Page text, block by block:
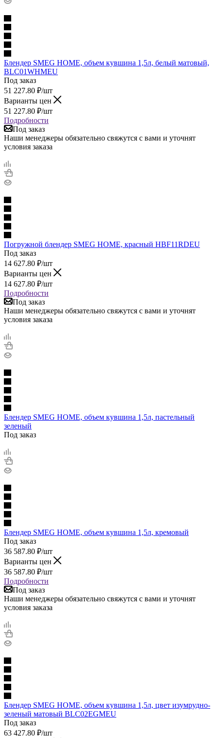
Блендер SMEG HOME, объем кувшина 1,5л, белый матовый,
BLC01WHMEU
Под заказ
51 227.80 ₽/шт
Варианты цен
51 227.80 ₽/шт
Подробности
Под заказ
Наши менеджеры обязательно свяжутся с вами и уточнят
условия заказа
Погружной блендер SMEG HOME, красный HBF11RDEU
Под заказ
14 627.80 ₽/шт
Варианты цен
14 627.80 ₽/шт
Подробности
Под заказ
Наши менеджеры обязательно свяжутся с вами и уточнят
условия заказа
Блендер SMEG HOME, объем кувшина 1,5л, пастельный
зеленый
Под заказ
Блендер SMEG HOME, объем кувшина 1,5л, кремовый
Под заказ
36 587.80 ₽/шт
Варианты цен
36 587.80 ₽/шт
Подробности
Под заказ
Наши менеджеры обязательно свяжутся с вами и уточнят
условия заказа
Блендер SMEG HOME, объем кувшина 1,5л, цвет изумрудно-
зеленый матовый BLC02EGMEU
Под заказ
63 427.80 ₽/шт